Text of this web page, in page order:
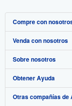
Compre con
Búsqueda avanzada
Colecciones
Mi cuenta
Mis pedidos
Venda con nosotros
Comenzar a vender
Únase a nuestro
Recomiende un
Sobre nosotros
Sobre IberLibro
Medios
Obtener Ayuda
Preguntas frecuentes
Otras compañías de